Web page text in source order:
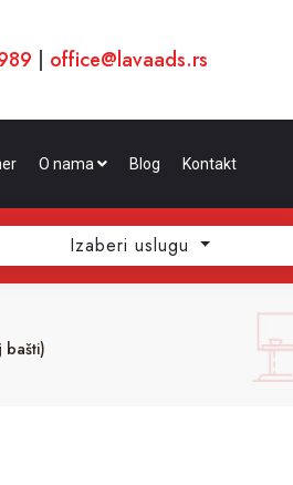
| office@lavaads.rs
O nama Blog Kontakt
Izaberi uslugu
bašti)